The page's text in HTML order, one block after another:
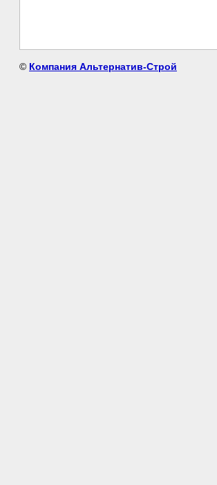
© Компания Альтернатив-Строй